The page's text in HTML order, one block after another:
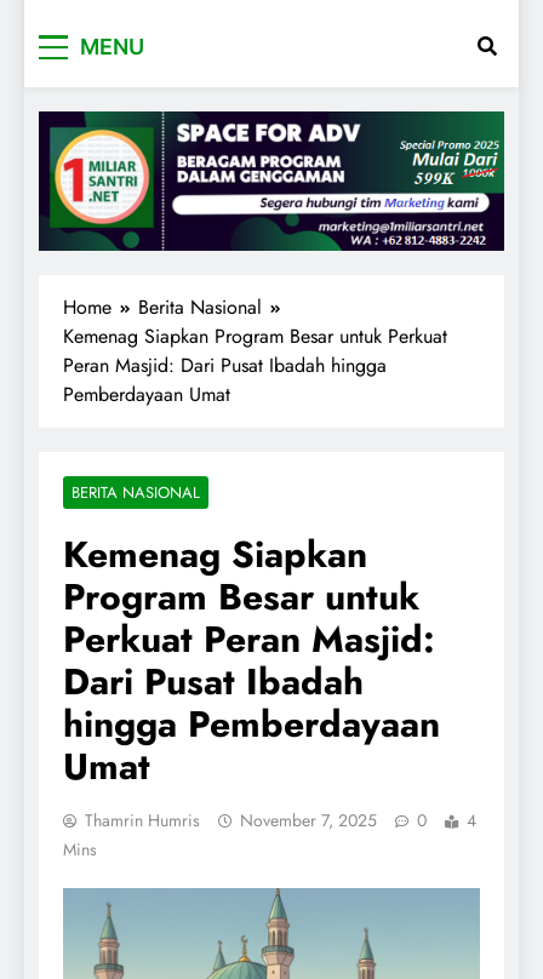
MENU
Home
Berita Nasional
Kemenag Siapkan Program Besar untuk Perkuat
Peran Masjid: Dari Pusat Ibadah hingga
Pemberdayaan Umat
BERITA NASIONAL
Kemenag Siapkan
Program Besar untuk
Perkuat Peran Masjid:
Dari Pusat Ibadah
hingga Pemberdayaan
Umat
Thamrin Humris November 7, 2025 0
4
Mins